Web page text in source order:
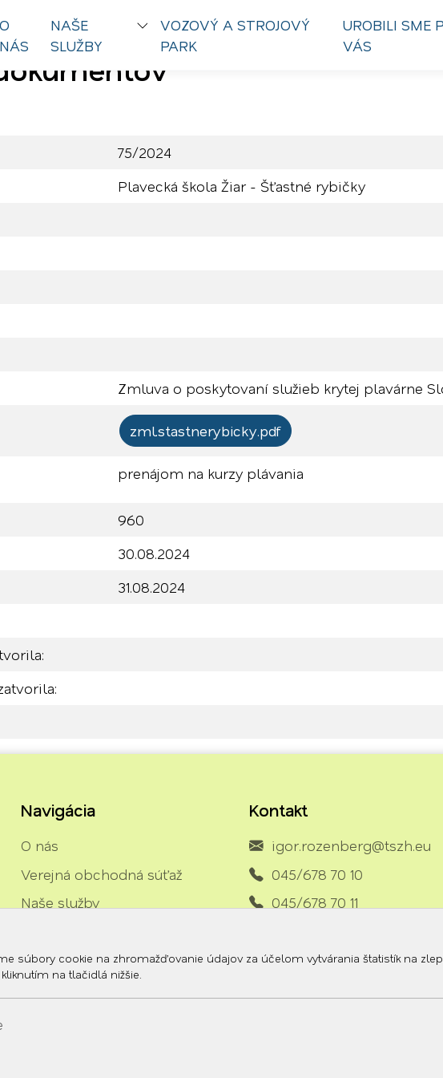
O
NÁS
NAŠE
SLUŽBY
VOZOVÝ A STROJOVÝ
PARK
UROBILI SME
VÁS
75/2024
Plavecká škola Žiar - Šťastné rybičky
Zmluva o poskytovaní služieb krytej plavárne
zml.stastnerybicky.pdf
prenájom na kurzy plávania
960
30.08.2024
31.08.2024
súbory cookie na zhromažďovanie údajov za účelom vytvárania štatistík na
na tlačidlá nižšie.
Navigácia
O nás
Verejná obchodná súťaž
Naše služby
Urobili sme pre vás
Kontakt
igor.rozenberg@tszh.eu
045/678 70 10
045/678 70 11